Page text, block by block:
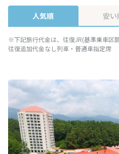
人気順 安い
※下記旅行代金は、往復JR(基準乗車区
往復追加代金なし列車・普通車指定席